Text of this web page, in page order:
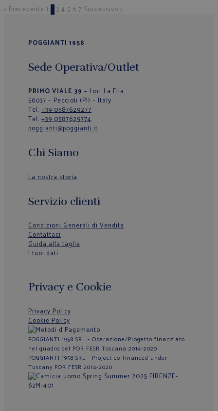
« Precedente1 34567Successivo »
POGGIANTI 1958
Sede Operativa/Outlet
PRIMO VIALE 39 – Loc. La Fila
56037 – Peccioli (PI) – Italy
Tel. +39 0587629277
Tel. +39 0587629774
poggianti@poggianti.it
Chi Siamo
La nostra storia
Servizio clienti
Condizioni Generali di Vendita
Contattaci
Guida alla taglia
I tuoi dati
Privacy e Cookie
Privacy Policy
Cookie Policy
POGGIANTI 1958 SRL - Operazione/Progetto finanziato
nel quadro del POR FESR Toscana 2014-2020
POGGIANTI 1958 SRL - Project co-financed under
Tuscany POR FESR 2014-2020